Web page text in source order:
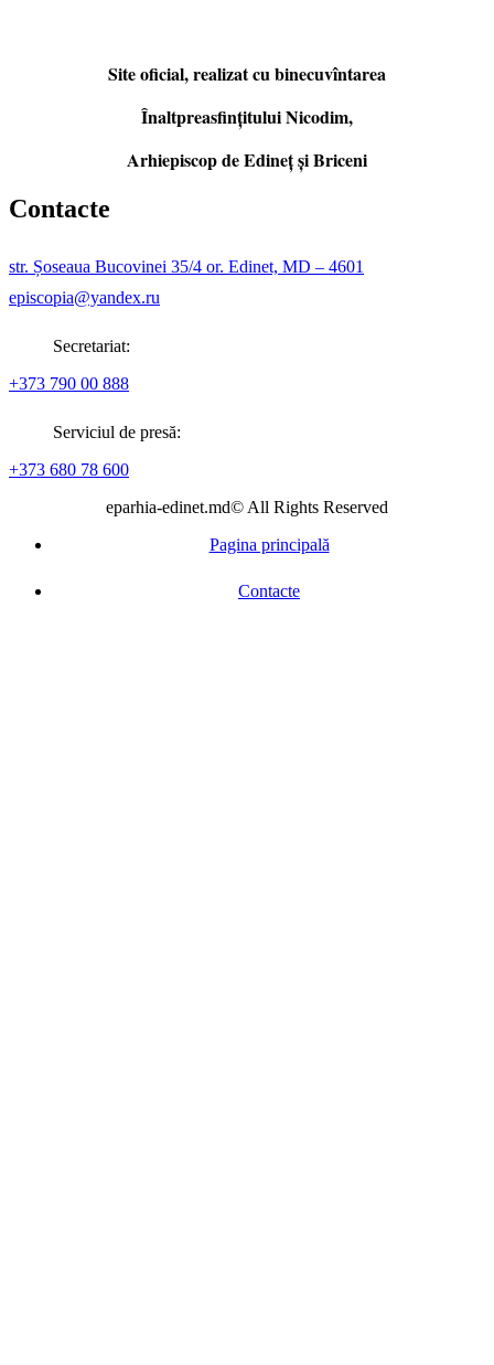
Site oficial, realizat cu binecuvîntarea
Înaltpreasfințitului Nicodim,
Arhiepiscop de Edineţ şi Briceni
Contacte
str. Șoseaua Bucovinei 35/4 or. Edinet, MD – 4601
episcopia@yandex.ru
Secretariat:
+373 790 00 888
Serviciul de presă:
+373 680 78 600
eparhia-edinet.md© All Rights Reserved
Pagina principală
Contacte